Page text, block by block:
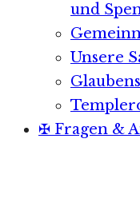
und
Unsere
✠ Fragen &